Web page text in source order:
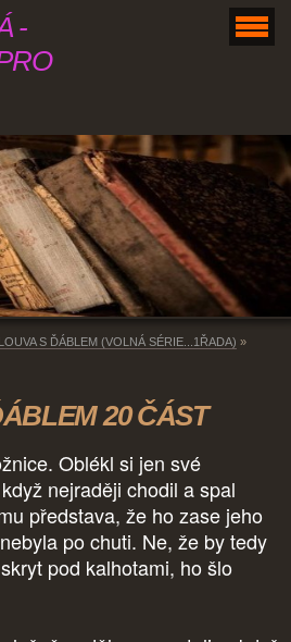
-
S ĎÁBLEM (VOLNÁ SÉRIE...1ŘADA) »
20 ČÁST
Oblékl si jen své
nejraději chodil a spal
představa, že ho zase jeho
po chuti. Ne, že by tedy
pod kalhotami, ho šlo